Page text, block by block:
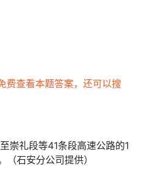
费查看本题答案，还可以搜
崇礼段等41条段高速公路的1
（石安分公司提供）